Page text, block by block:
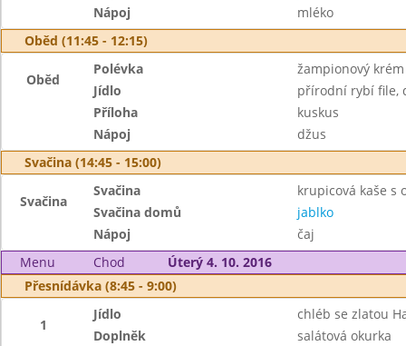
Nápoj
mléko
Oběd (11:45 - 12:15)
Oběd
Polévka
žampionový krém
Jídlo
přírodní rybí file,
Příloha
kuskus
Nápoj
džus
Svačina (14:45 - 15:00)
Svačina
Svačina
krupicová kaše s
Svačina domů
jablko
Nápoj
čaj
Menu
Chod
Úterý 4. 10. 2016
Přesnídávka (8:45 - 9:00)
1
Jídlo
chléb se zlatou
Doplněk
salátová okurka